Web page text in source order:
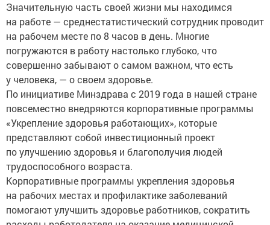
Значительную часть своей жизни мы находимся
на работе — среднестатистический сотрудник проводит
на рабочем месте по 8 часов в день. Многие
погружаются в работу настолько глубоко, что
совершенно забывают о самом важном, что есть
у человека, — о своем здоровье.
По инициативе Минздрава с 2019 года в нашей стране
повсеместно внедряются корпоративные программы
«Укрепление здоровья работающих», которые
представляют собой инвестиционный проект
по улучшению здоровья и благополучия людей
трудоспособного возраста.
Корпоративные программы укрепления здоровья
на рабочих местах и профилактике заболеваний
помогают улучшить здоровье работников, сократить